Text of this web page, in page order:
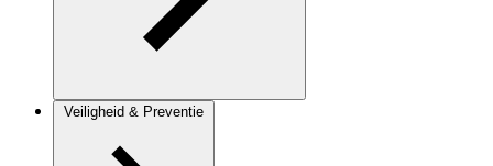
Veiligheid & Preventie